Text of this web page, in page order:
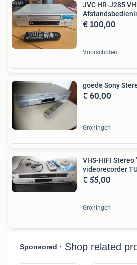
JVC HR-J285
€ 100,00
Voorschoten
goede Sony
€ 60,00
Groningen
VHS-HIFI Stereo
videorecorder
€ 55,00
Groningen